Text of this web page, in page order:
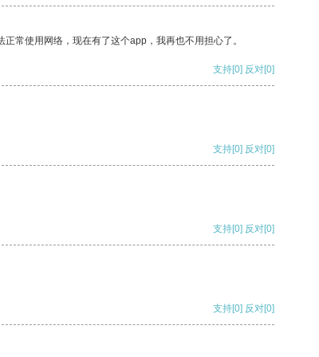
常使用网络，现在有了这个app，我再也不用担心了。
支持[0] 反对[0]
支持[0] 反对[0]
支持[0] 反对[0]
支持[0] 反对[0]